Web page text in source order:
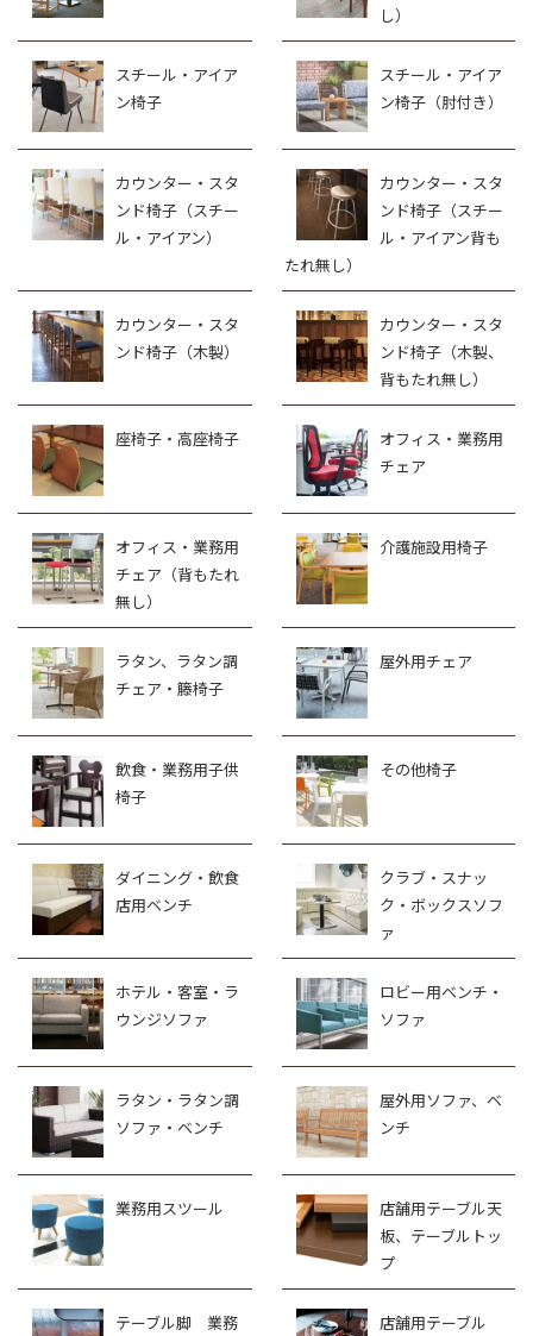
し）
スチール・アイア
ン椅子
スチール・アイア
ン椅子（肘付き）
カウンター・スタ
ンド椅子（スチー
ル・アイアン）
カウンター・スタ
ンド椅子（スチー
ル・アイアン背も
たれ無し）
カウンター・スタ
ンド椅子（木製）
カウンター・スタ
ンド椅子（木製、
背もたれ無し）
座椅子・高座椅子
オフィス・業務用
チェア
オフィス・業務用
チェア（背もたれ
無し）
介護施設用椅子
ラタン、ラタン調
チェア・籐椅子
屋外用チェア
飲食・業務用子供
椅子
その他椅子
ダイニング・飲食
店用ベンチ
クラブ・スナッ
ク・ボックスソフ
ァ
ホテル・客室・ラ
ウンジソファ
ロビー用ベンチ・
ソファ
ラタン・ラタン調
ソファ・ベンチ
屋外用ソファ、ベ
ンチ
業務用スツール
店舗用テーブル天
板、テーブルトッ
プ
テーブル脚 業務
店舗用テーブル